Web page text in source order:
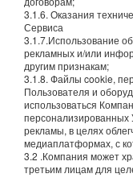
3.1.6. Оказания
Сервиса
3.1.7.Использование
рекламных и/или
другим признакам;
3.1.8. Файлы cookie,
Пользователя и
использоваться
персонализированных
рекламы, в целях
медиаплатформах, с
3.2 .Компания может
третьим лицам для